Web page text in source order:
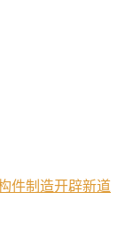
件制造开辟新道